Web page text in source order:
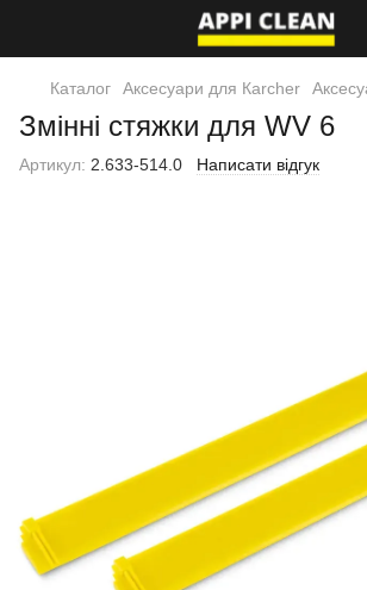
Каталог Аксесуари для Кarcher
Змінні стяжки для WV 6
Артикул: 2.633-514.0 Написати відгук